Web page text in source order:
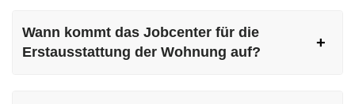
Wann kommt das Jobcenter für die
Erstausstattung der Wohnung auf?